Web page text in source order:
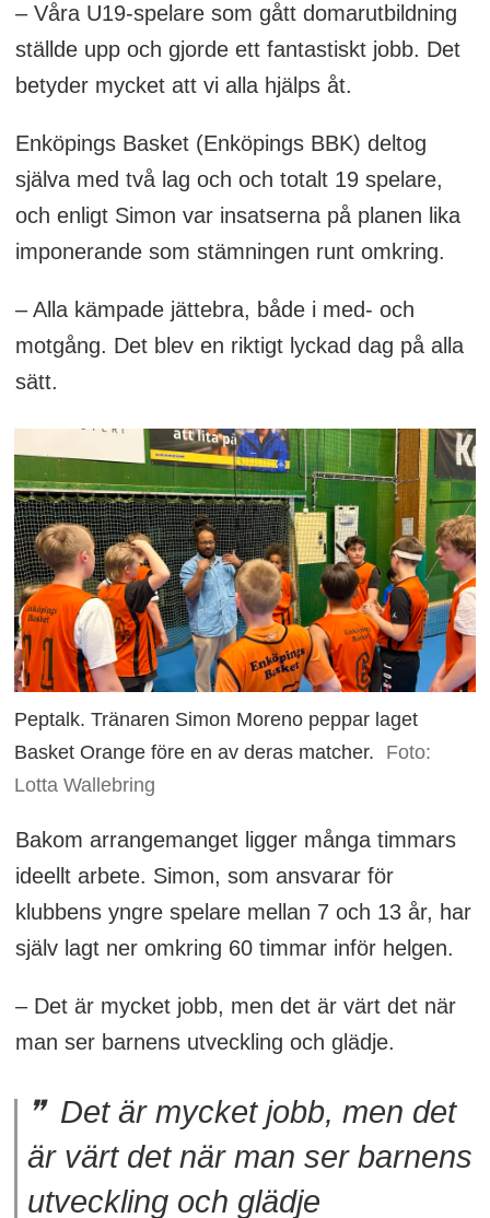
– Våra U19-spelare som gått domarutbildning
ställde upp och gjorde ett fantastiskt jobb. Det
betyder mycket att vi alla hjälps åt.
Enköpings Basket (Enköpings BBK) deltog
själva med två lag och och totalt 19 spelare,
och enligt Simon var insatserna på planen lika
imponerande som stämningen runt omkring.
– Alla kämpade jättebra, både i med- och
motgång. Det blev en riktigt lyckad dag på alla
sätt.
Peptalk. Tränaren Simon Moreno peppar laget
Basket Orange före en av deras matcher.
Foto:
Lotta Wallebring
Bakom arrangemanget ligger många timmars
ideellt arbete. Simon, som ansvarar för
klubbens yngre spelare mellan 7 och 13 år, har
själv lagt ner omkring 60 timmar inför helgen.
– Det är mycket jobb, men det är värt det när
man ser barnens utveckling och glädje.
Det är mycket jobb, men det
är värt det när man ser barnens
utveckling och glädje